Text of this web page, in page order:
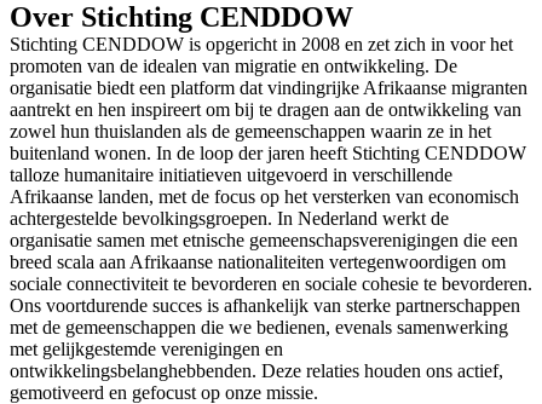
Over Stichting CENDDOW
Stichting CENDDOW is opgericht in 2008 en zet zich in voor het
promoten van de idealen van migratie en ontwikkeling. De
organisatie biedt een platform dat vindingrijke Afrikaanse migranten
aantrekt en hen inspireert om bij te dragen aan de ontwikkeling van
zowel hun thuislanden als de gemeenschappen waarin ze in het
buitenland wonen. In de loop der jaren heeft Stichting CENDDOW
talloze humanitaire initiatieven uitgevoerd in verschillende
Afrikaanse landen, met de focus op het versterken van economisch
achtergestelde bevolkingsgroepen. In Nederland werkt de
organisatie samen met etnische gemeenschapsverenigingen die een
breed scala aan Afrikaanse nationaliteiten vertegenwoordigen om
sociale connectiviteit te bevorderen en sociale cohesie te bevorderen.
Ons voortdurende succes is afhankelijk van sterke partnerschappen
met de gemeenschappen die we bedienen, evenals samenwerking
met gelijkgestemde verenigingen en
ontwikkelingsbelanghebbenden. Deze relaties houden ons actief,
gemotiveerd en gefocust op onze missie.